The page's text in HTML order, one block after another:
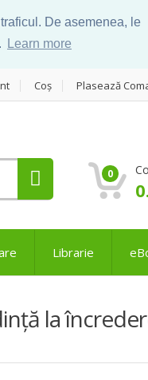
De asemenea, le
Learn more
Coș Plasează
0
Librarie
la